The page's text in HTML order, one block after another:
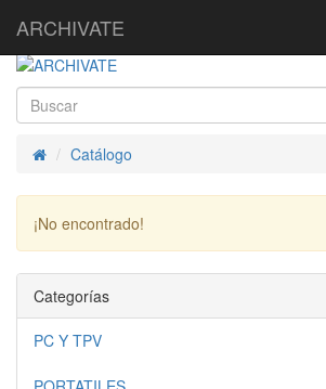
ARCHIVATE
InicioCatálogo
¡No encontrado!
Categorías
PC Y TPV